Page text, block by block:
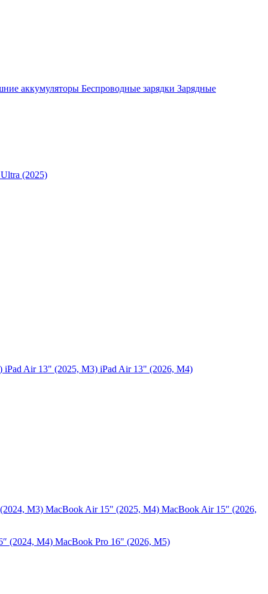
аккумуляторы Беспроводные зарядки Зарядные
(2025)
iPad Air 13" (2025, M3) iPad Air 13" (2026, M4)
M3) MacBook Air 15" (2025, M4) MacBook Air 15″ (2026,
(2024, M4) MacBook Pro 16" (2026, M5)